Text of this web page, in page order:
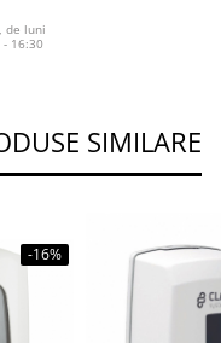
de luni
16:30
SIMILARE
-16%